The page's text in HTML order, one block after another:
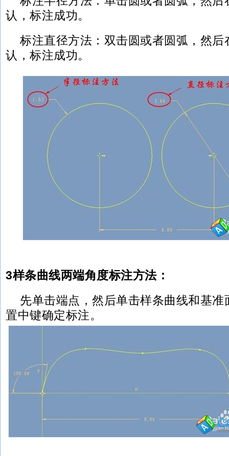
认，标注成功。
标注直径方法：双击圆或者圆弧，然后
认，标注成功。
3样条曲线两端角度标注方法：
先单击端点，然后单击样条曲线和基
置中键确定标注。